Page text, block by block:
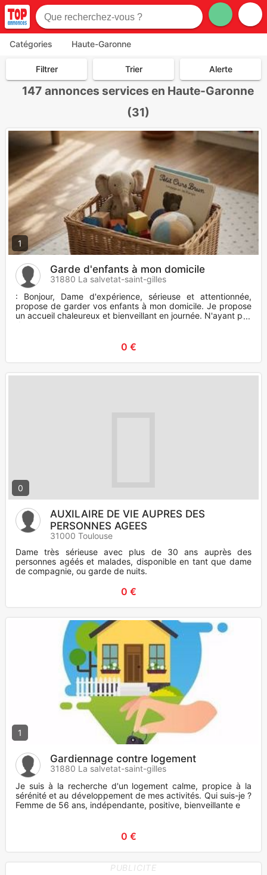
Catégories Haute-Garonne
Filtrer Trier Alerte
147 annonces services en Haute-Garonne
(31)
1
Garde d'enfants à mon domicile
31880 La salvetat-saint-gilles
: Bonjour, Dame d'expérience, sérieuse et attentionnée,
propose de garder vos enfants à mon domicile. Je propose
un accueil chaleureux et bienveillant en journée. N'ayant pas
de v
0 €
0
AUXILAIRE DE VIE AUPRES DES
PERSONNES AGEES
31000 Toulouse
Dame très sérieuse avec plus de 30 ans auprès des
personnes agéés et malades, disponible en tant que dame
de compagnie, ou garde de nuits.
0 €
1
Gardiennage contre logement
31880 La salvetat-saint-gilles
Je suis à la recherche d'un logement calme, propice à la
sérénité et au développement de mes activités. Qui suis-je ?
Femme de 56 ans, indépendante, positive, bienveillante e
0 €
PUBLICITE